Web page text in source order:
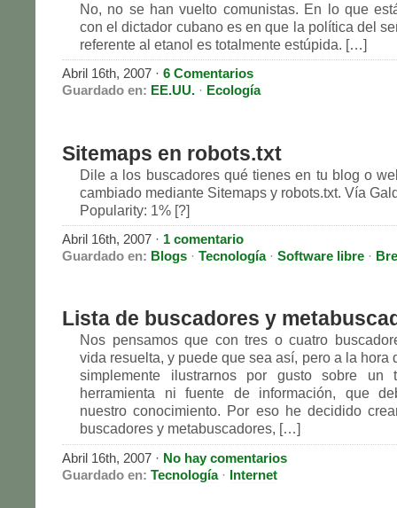
No, no se han vuelto comunistas. En lo que
con el dictador cubano es en que la política del
referente al etanol es totalmente estúpida. […]
Abril 16th, 2007 · 6 Comentarios
Guardado en: EE.UU. · Ecología
Sitemaps en robots.txt
Dile a los buscadores qué tienes en tu blog o
cambiado mediante Sitemaps y robots.txt. Vía
Popularity: 1% [?]
Abril 16th, 2007 · 1 comentario
Guardado en: Blogs · Tecnología· Software libre ·
Lista de buscadores y
Nos pensamos que con tres o cuatro
vida resuelta, y puede que sea así, pero a la hora
simplemente ilustrarnos por gusto sobre un
herramienta ni fuente de información, que
nuestro conocimiento. Por eso he decidido
buscadores y metabuscadores, […]
Abril 16th, 2007 · No hay comentarios
Guardado en: Tecnología· Internet